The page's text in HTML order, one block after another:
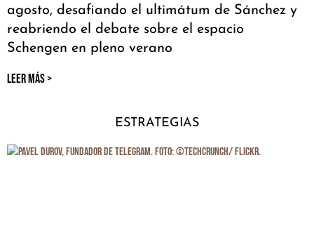
agosto, desafiando el ultimátum de Sánchez y
reabriendo el debate sobre el espacio
Schengen en pleno verano
LEER MÁS >
ESTRATEGIAS